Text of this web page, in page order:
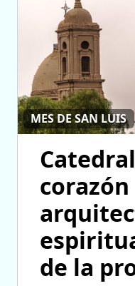
MES DE SAN LUIS
corazón
de la